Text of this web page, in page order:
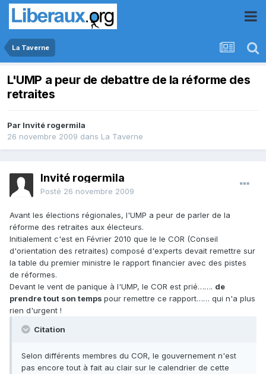
La Taverne
L'UMP a peur de debattre de la réforme des
retraites
Par Invité rogermila
26 novembre 2009 dans La Taverne
Invité rogermila
Posté 26 novembre 2009
Avant les élections régionales, l'UMP a peur de parler de la
réforme des retraites aux électeurs.
Initialement c'est en Février 2010 que le le COR (Conseil
d'orientation des retraites) composé d'experts devait remettre sur
la table du premier ministre le rapport financier avec des pistes
de réformes.
Devant le vent de panique à l'UMP, le COR est prié……. de
prendre tout son temps pour remettre ce rapport…… qui n'a plus
rien d'urgent !
Citation
Selon différents membres du COR, le gouvernement n'est
pas encore tout à fait au clair sur le calendrier de cette